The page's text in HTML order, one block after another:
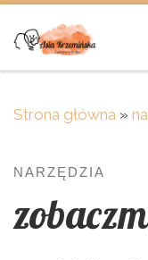
Skip to content
Strona główna »
NARZĘDZIA